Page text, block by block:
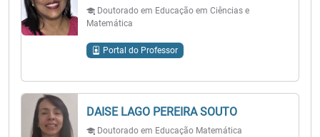
Doutorado em Educação em Ciências e
Matemática
Portal do Professor
DAISE LAGO PEREIRA SOUTO
Doutorado em Educação Matemática